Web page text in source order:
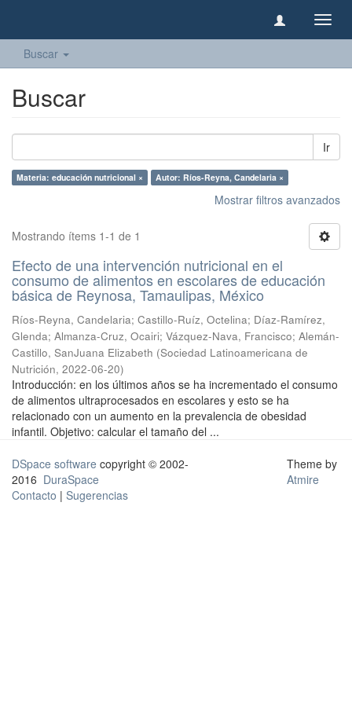
Buscar
Buscar
Ir
Materia: educación nutricional × Autor: Ríos-Reyna, Candelaria ×
Mostrar filtros avanzados
Mostrando ítems 1-1 de 1
Efecto de una intervención nutricional en el
consumo de alimentos en escolares de educación
básica de Reynosa, Tamaulipas, México
Ríos-Reyna, Candelaria; Castillo-Ruíz, Octelina; Díaz-Ramírez,
Glenda; Almanza-Cruz, Ocairi; Vázquez-Nava, Francisco; Alemán-
Castillo, SanJuana Elizabeth (Sociedad Latinoamericana de
Nutrición, 2022-06-20)
Introducción: en los últimos años se ha incrementado el consumo
de alimentos ultraprocesados en escolares y esto se ha
relacionado con un aumento en la prevalencia de obesidad
infantil. Objetivo: calcular el tamaño del ...
DSpace software copyright © 2002-
2016 DuraSpace
Contacto | Sugerencias
Theme by
Atmire